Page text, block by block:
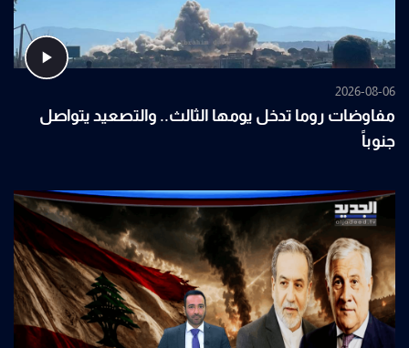
2026-08-06
مفاوضات روما تدخل يومها الثالث.. والتصعيد يتواصل
جنوباً